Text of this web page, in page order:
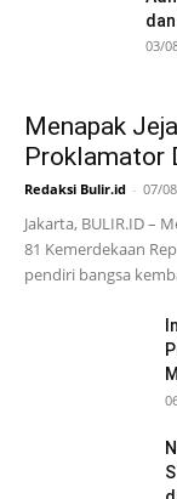
03/
Menapak
Proklamator
Redaksi Bulir.id - 07/
Jakarta, BULIR.ID –
81 Kemerdekaan
pendiri bangsa